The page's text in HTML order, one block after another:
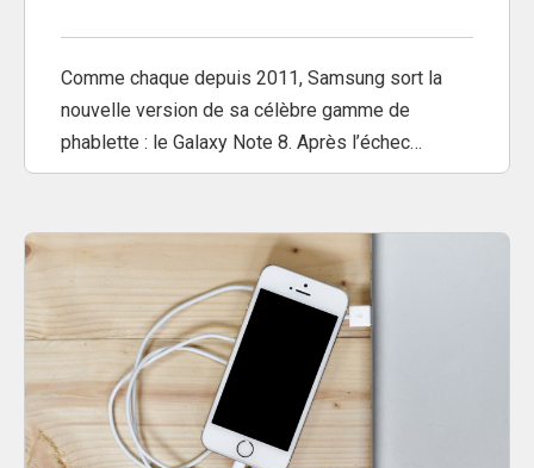
Comme chaque depuis 2011, Samsung sort la
nouvelle version de sa célèbre gamme de
phablette : le Galaxy Note 8. Après l’échec…